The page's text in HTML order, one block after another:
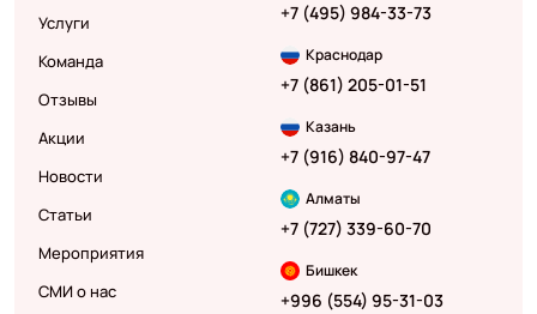
Услуги
Команда
Отзывы
Акции
Новости
Статьи
Мероприятия
СМИ о нас
+7 (495) 984-33-73
Краснодар
+7 (861) 205-01-51
Казань
+7 (916) 840-97-47
Алматы
+7 (727) 339-60-70
Бишкек
+996 (554) 95-31-03